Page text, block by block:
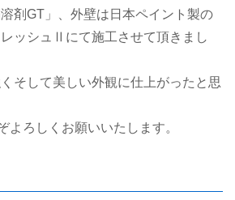
剤GT」、外壁は日本ペイント製の
ッシュⅡにて施工させて頂きまし
そして美しい外観に仕上がったと思
よろしくお願いいたします。